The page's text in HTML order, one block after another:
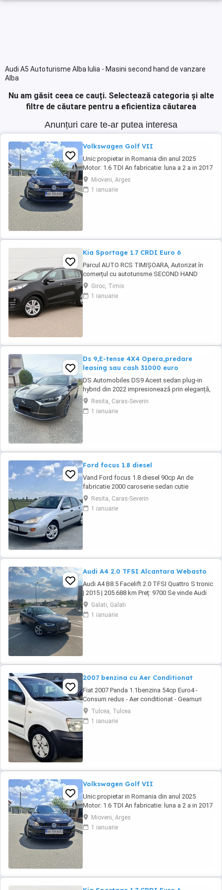
Audi A5 Autoturisme Alba Iulia - Masini second hand de vanzare
Alba
Nu am găsit ceea ce cauți. Selectează categoria și alte
filtre de căutare pentru a eficientiza căutarea
Anunțuri care te-ar putea interesa
Volkswagen Golf VII
Unic propietar in Romania din anul 2025
Motor: 1.6 TDI An fabricatie: luna a 2 a in 2017
Km: 176.400 certificati prin carte service E6
Dotari: Geamuri electrice fata spate Oglinzi
electrice, rabatabile si incalzite Pilot automat
Mioveni, Arges
1 ianuarie
Kia Sportage 1.7 CRDI Euro 6
Parcul AUTO RCS TIMIȘOARA, Autorizat în
comerțul cu autoturisme SECOND HAND
IMPORT, - LIVRARE GRATUITĂ LA DOMICILIUL
CLIENTULUI (200KM) -Factura se va emite în
lei la cursul de vânzare euro al Bancii
Giroc, Timis
1 ianuarie
Ds 9,E-tense 4X4 Opera,predare
leasing sau cash 31000 euro
DS Automobiles DS9 Acest sedan plug-in
hybrid din 2022 impresionează prin eleganță,
tehnologie avansată și confort de top.
Vehiculul se remarcă prin dotări premium și o
experiență de condus rafinată, fiind potrivit
Resita, Caras-Severin
1 ianuarie
Ford focus 1.8 diesel
Vand Ford focus 1.8 diesel 90cp An de
fabricatie 2000 caroserie sedan cutie
manuala in cinci viteze Kilometraj 258.587 km,
reali. Se poate trimite in privat raport
carvetical. Proprietar din anul 2017. Interior
Resita, Caras-Severin
1 ianuarie
Audi A4 2.0 TFSI Alcantara Webasto
Audi A4 B8.5 Facelift 2.0 TFSI Quattro S tronic
| 2015 | 205.688 km Preț: 9700 Se vinde Audi
A4 B8.5 Facelift, an fabricație 2015, motor 2.0
TFSI benzină, cutie automată S tronic și
tracțiune Quattro. Mașina este într-o stare
Galati, Galati
1 ianuarie
2007 benzina cu Aer Conditionat
Fiat 2007 Panda 1.1benzina 54cp Euro4 -
Consum redus - Aer conditionat - Geamuri
electrice - Oglinzile reglabile - Sistem ftanare
ABS - Airbaguri frontale - Radio CD cu MP3 -
Anvelope de iarna M+S - Portbagaj foarte
Tulcea, Tulcea
1 ianuarie
Volkswagen Golf VII
Unic propietar in Romania din anul 2025
Motor: 1.6 TDI An fabricatie: luna a 2 a in 2017
Km: 176.400 certificati prin carte service E6
Dotari: Geamuri electrice fata spate Oglinzi
electrice, rabatabile si incalzite Pilot automat
Mioveni, Arges
1 ianuarie